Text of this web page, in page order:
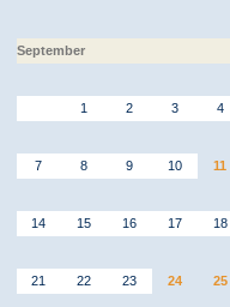
September
1 2 3 4
7 8 9 10 11
14 15 16 17 18
21 22 23 24 25